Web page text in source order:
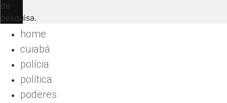
de
pesquisa.
home
cuiabá
polícia
política
poderes